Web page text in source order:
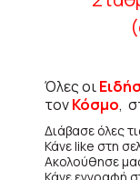
Όλες οι
τονΚόσμο,
Διάβασε όλες
Κάνε like στη
Ακολούθησε